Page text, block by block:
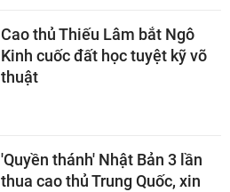
Cao thủ Thiếu Lâm bắt Ngô
Kinh cuốc đất học tuyệt kỹ võ
thuật
'Quyền thánh' Nhật Bản 3 lần
thua cao thủ Trung Quốc, xin